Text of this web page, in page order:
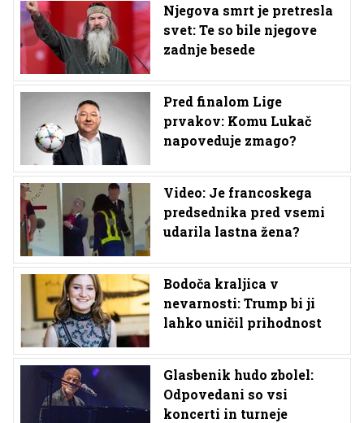
Njegova smrt je pretresla
svet: Te so bile njegove
zadnje besede
Pred finalom Lige
prvakov: Komu Lukač
napoveduje zmago?
Video: Je francoskega
predsednika pred vsemi
udarila lastna žena?
Bodoča kraljica v
nevarnosti: Trump bi ji
lahko uničil prihodnost
Glasbenik hudo zbolel:
Odpovedani so vsi
koncerti in turneje